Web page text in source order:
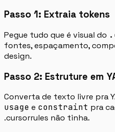
Passo 1: Extraia tokens
Pegue tudo que é visual do
fontes, espaçamento,
design.
Passo 2: Estruture em
Converta de texto livre pra
usage e constraint pra
.cursorrules não tinha.